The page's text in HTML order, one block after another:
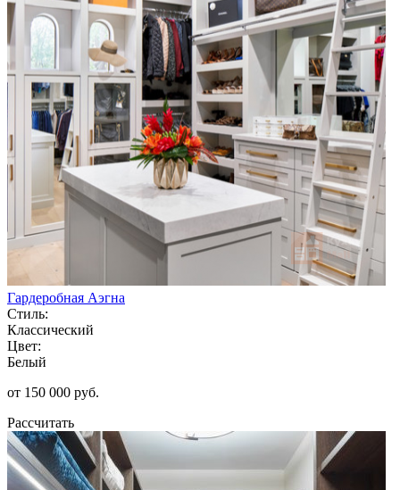
Гардеробная Аэгна
Стиль:
Классический
Цвет:
Белый
от 150 000 руб.
Рассчитать